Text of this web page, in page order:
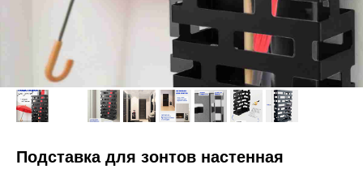
Подставка для зонтов настенная